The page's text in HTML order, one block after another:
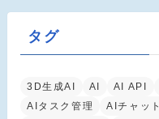
タグ
3D生成AI AI AI API
AIタスク管理
AIチャッ